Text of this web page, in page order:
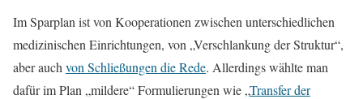
Im Sparplan ist von Kooperationen zwischen unterschiedlichen
medizinischen Einrichtungen, von „Verschlankung der Struktur“,
aber auch von Schließungen die Rede. Allerdings wählte man
dafür im Plan „mildere“ Formulierungen wie „Transfer der